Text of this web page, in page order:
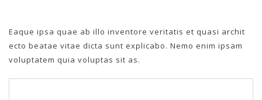
Eaque ipsa quae ab illo inventore veritatis et quasi archit
ecto beatae vitae dicta sunt explicabo. Nemo enim ipsam
voluptatem quia voluptas sit as.